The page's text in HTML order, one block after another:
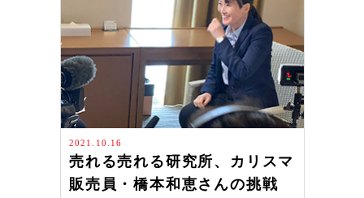
2021.10.16
売れる売れる研究所、カリスマ
販売員・橋本和恵さんの挑戦